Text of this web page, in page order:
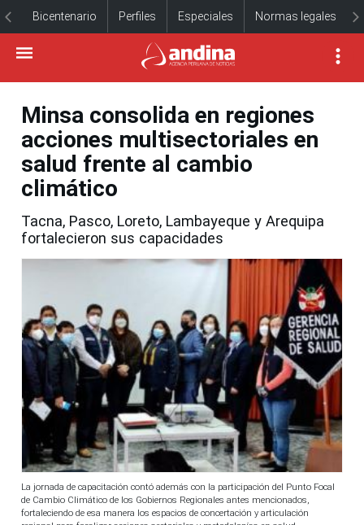
Bicentenario Perfiles Especiales Normas legales
Minsa consolida en regiones
acciones multisectoriales en
salud frente al cambio
climático
Tacna, Pasco, Loreto, Lambayeque y Arequipa
fortalecieron sus capacidades
La jornada de capacitación contó además con la participación del Punto Focal
de Cambio Climático de los Gobiernos Regionales antes mencionados,
fortaleciendo de esa manera los espacios de concertación y articulación